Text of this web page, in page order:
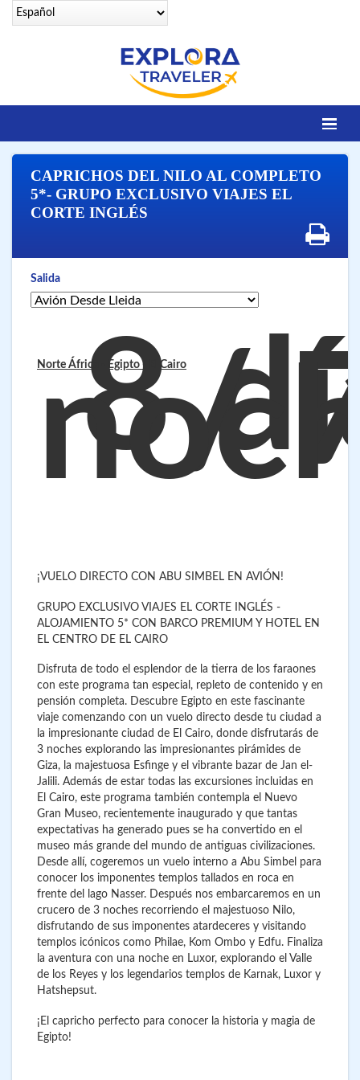
Identifícate
DESTINOS
EGIPTO LUXURY
VUELOS A SHARM
CAPRICHOS DEL NILO AL COMPLETO
5*- GRUPO EXCLUSIVO VIAJES EL
CORTE INGLÉS
Salida
Norte África - Egipto- El Cairo
8/
¡VUELO DIRECTO CON ABU SIMBEL EN AVIÓN!
GRUPO EXCLUSIVO VIAJES EL CORTE INGLÉS -
ALOJAMIENTO 5* CON BARCO PREMIUM Y HOTEL EN
EL CENTRO DE EL CAIRO
Disfruta de todo el esplendor de la tierra de los faraones
con este programa tan especial, repleto de contenido y en
pensión completa. Descubre Egipto en este fascinante
viaje comenzando con un vuelo directo desde tu ciudad a
la impresionante ciudad de El Cairo, donde disfrutarás de
3 noches explorando las impresionantes pirámides de
Giza, la majestuosa Esfinge y el vibrante bazar de Jan el-
Jalili. Además de estar todas las excursiones incluidas en
El Cairo, este programa también contempla el Nuevo
Gran Museo, recientemente inaugurado y que tantas
expectativas ha generado pues se ha convertido en el
museo más grande del mundo de antiguas civilizaciones.
Desde allí, cogeremos un vuelo interno a Abu Simbel para
conocer los imponentes templos tallados en roca en
frente del lago Nasser. Después nos embarcaremos en un
crucero de 3 noches recorriendo el majestuoso Nilo,
disfrutando de sus imponentes atardeceres y visitando
templos icónicos como Philae, Kom Ombo y Edfu. Finaliza
la aventura con una noche en Luxor, explorando el Valle
de los Reyes y los legendarios templos de Karnak, Luxor y
Hatshepsut.
¡El capricho perfecto para conocer la historia y magia de
Egipto!